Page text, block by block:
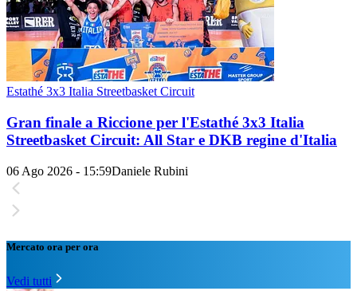
Estathé 3x3 Italia Streetbasket Circuit
Gran finale a Riccione per l'Estathé 3x3 Italia
Streetbasket Circuit: All Star e DKB regine d'Italia
06 Ago 2026 - 15:59Daniele Rubini
Mercato ora per ora
Vedi tutti